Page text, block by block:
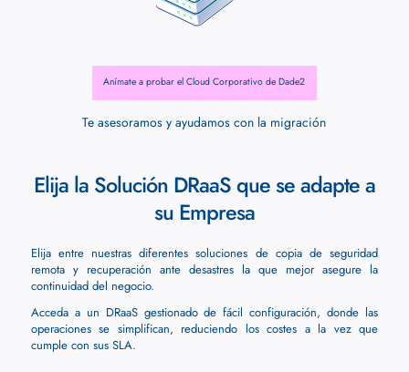
Anímate a probar el Cloud Corporativo de Dade2
Te asesoramos y ayudamos con la migración
Elija la Solución DRaaS que se adapte a
su Empresa
Elija entre nuestras diferentes soluciones de copia de seguridad
remota y recuperación ante desastres la que mejor asegure la
continuidad del negocio.
Acceda a un DRaaS gestionado de fácil configuración, donde las
operaciones se simplifican, reduciendo los costes a la vez que
cumple con sus SLA.